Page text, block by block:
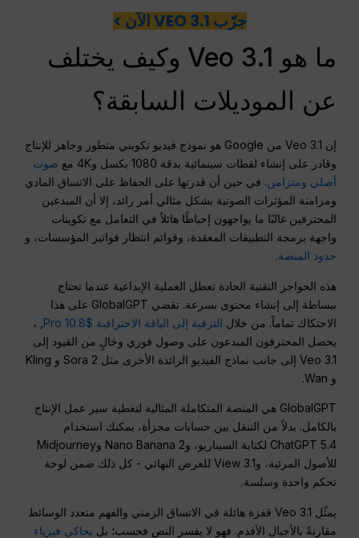
جرّب VEO 3.1 الآن >
ما هو Veo 3.1 وكيف يختلف
عن الموديلات السابقة؟
إن Veo 3.1 من Google هو نموذج فيديو تكويني متطور وجاهز للإنتاج
وقادر على إنشاء لقطات سينمائية بدقة 1080 بكسل و4K مع
صوت
أصلي ومتزامن. في حين أن قدرتها على الحفاظ على الاتساق المادي
ومزامنة المؤثرات الصوتية بشكل مثالي أمر رائد، إلا أن المبدعين
المحترفين غالبًا ما يواجهون إحباطًا هائلاً في التعامل مع تكوينات
واجهة برمجة التطبيقات المعقدة، وقوائم انتظار فواتير المؤسسات، و
حدود المنصة.
هذه الحواجز التقنية الحادة تعطل العملية الإبداعية عندما تحتاج
ببساطة إلى إنشاء محتوى بسرعة. تقضي GlobalGPT على هذا
الاحتكاك تماماً. من خلال الترقية إلى الباقة الاحترافية $10.8 Pro
, ،
يحصل المحترفون المبدعون على وصول فوري وخالٍ من القيود إلى
Veo 3.1 إلى جانب نماذج الفيديو الرائدة الأخرى مثل Sora 2 و Kling
و Wan.
GlobalGPT هي المنصة المتكاملة المثالية لتغطية سير عمل الإنتاج
بالكامل. بدلاً من التنقل بين حسابات مجزأة، يمكنك استخدام
ChatGPT 5.4 لكتابة السيناريو، وNano Banana 2 وMidjourney
للأصول المرئية، وView 3.1 للعرض النهائي - كل ذلك ضمن لوحة
تحكم واحدة وسلسة.
يمثّل Veo 3.1 قفزة هائلة في الاتساق الزمني والفهم متعدد الوسائط
مقارنةً بالأجيال الأقدم. فهو لا يفسر النص فحسب؛ بل يحاكي فيزياء